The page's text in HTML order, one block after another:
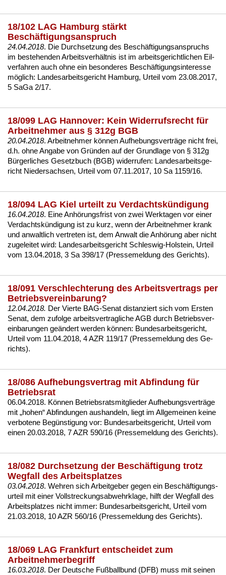
18/102 LAG Hamburg stärkt
Beschäftigungsanspruch
24.04.2018. Die Durch­set­zung des Beschäfti­gungs­an­spruchs
im be­ste­hen­den Ar­beits­verhält­nis ist im ar­beits­ge­richt­li­chen Eil­
ver­fah­ren auch oh­ne ein be­son­de­res Beschäfti­gungs­in­ter­es­se
möglich: Lan­des­ar­beits­ge­richt Ham­burg, Ur­teil vom 23.08.2017,
5 Sa­Ga 2/17.
18/099 LAG Hannover: Kein Widerrufsrecht für
Arbeitnehmer aus § 312g BGB
20.04.2018. Ar­beit­neh­mer könnenAuf­he­bungs­verträge nicht frei,
d.h. oh­ne An­ga­be von Gründen auf der Grund­la­ge von § 312g
Bürger­li­ches Ge­setz­buch (BGB) wi­der­ru­fen: Lan­des­ar­beits­ge­
richt Nie­der­sach­sen, Ur­teil vom 07.11.2017, 10 Sa 1159/16.
18/094 LAG Kiel urteilt zu Verdachtskündigung
16.04.2018. Ei­ne Anhörungs­frist von zwei Werk­ta­gen vor ei­ner
Ver­dachtskündi­gung ist zu kurz, wenn der Ar­beit­neh­mer krank
und an­walt­lich ver­tre­ten ist, dem An­walt die Anhörung aber nicht
zu­ge­lei­tet wird: Lan­des­ar­beits­ge­richt Schles­wig-Hol­stein, Ur­teil
vom 13.04.2018, 3 Sa 398/17 (Pres­se­mel­dung des Ge­richts).
18/091 Verschlechterung des Arbeitsvertrags per
Betriebsvereinbarung?
12.04.2018. Der Vier­te BAG-Se­nat dis­tan­ziert sich vom Ers­ten
Se­nat, dem zu­fol­ge ar­beits­ver­trag­li­che AGB durch Be­triebs­ver­
ein­ba­run­gen geändert wer­den können: Bun­des­ar­beits­ge­richt,
Ur­teil vom 11.04.2018, 4 AZR 119/17 (Pres­se­mel­dung des Ge­
richts).
18/086 Aufhebungsvertrag mit Abfindung für
Betriebsrat
06.04.2018. Können Be­triebs­rats­mit­glie­derAuf­he­bungs­verträge
mit „ho­hen“Ab­fin­dun­gen aus­han­deln, liegt im All­ge­mei­nen kei­ne
ver­bo­te­ne Begüns­ti­gung vor: Bun­des­ar­beits­ge­richt, Ur­teil vom
ei­nen 20.03.2018, 7 AZR 590/16 (Pres­se­mel­dung des Ge­richts).
18/082 Durchsetzung der Beschäftigung trotz
Wegfall des Arbeitsplatzes
03.04.2018. Weh­ren sich Ar­beit­ge­ber ge­gen ein Beschäfti­gungs­
ur­teil mit ei­ner Voll­stre­ckungs­ab­wehr­kla­ge, hilft der Weg­fall des
Ar­beits­plat­zes nicht im­mer: Bun­des­ar­beits­ge­richt, Ur­teil vom
21.03.2018, 10 AZR 560/16 (Pres­se­mel­dung des Ge­richts).
18/069 LAG Frankfurt entscheidet zum
Arbeitnehmerbegriff
16.03.2018. Der Deut­sche Fußball­bund (DFB) muss mit sei­nen